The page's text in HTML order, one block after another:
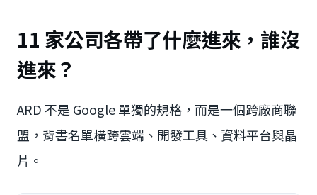
11 家公司各帶了什麼進來，誰沒
進來？
ARD 不是 Google 單獨的規格，而是一個跨廠商聯
盟，背書名單橫跨雲端、開發工具、資料平台與晶
片。